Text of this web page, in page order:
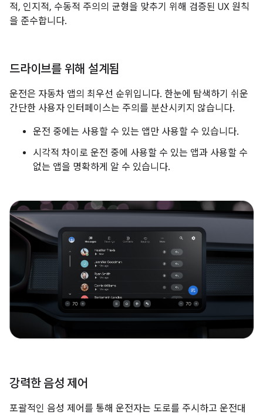
적, 인지적, 수동적 주의의 균형을 맞추기 위해 검증된 UX 원칙
을 준수합니다.
드라이브를 위해 설계됨
운전은 자동차 앱의 최우선 순위입니다. 한눈에 탐색하기 쉬운
간단한 사용자 인터페이스는 주의를 분산시키지 않습니다.
운전 중에는 사용할 수 있는 앱만 사용할 수 있습니다.
시각적 차이로 운전 중에 사용할 수 있는 앱과 사용할 수
없는 앱을 명확하게 알 수 있습니다.
강력한 음성 제어
포괄적인 음성 제어를 통해 운전자는 도로를 주시하고 운전대